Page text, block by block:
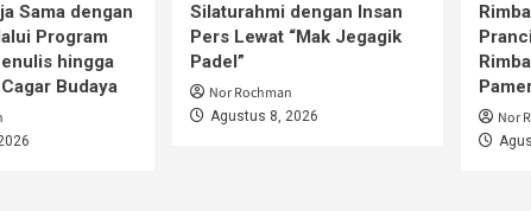
Sama dengan
Program
hingga
Budaya
Silaturahmi dengan Insan
Pers Lewat “Mak Jegagik
Padel”
Nor Rochman
Agustus 8, 2026 Nor